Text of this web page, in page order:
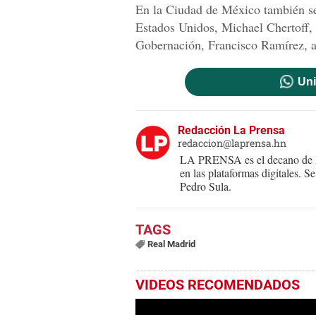
En la Ciudad de México también
Estados Unidos, Michael
Gobernación, Francisco Ramírez,
Redacción La Prensa
redaccion@laprensa.hn
LA PRENSA es el decano de
en las plataformas digitales.
Pedro Sula.
Real Madrid
VIDEOS RECOMENDADOS